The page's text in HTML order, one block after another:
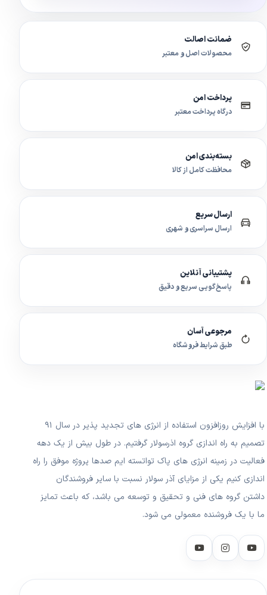
ضمانت اصالت
محصولات اصل و معتبر
پرداخت امن
درگاه پرداخت معتبر
بسته‌بندی امن
محافظت کامل از کالا
ارسال سریع
ارسال سراسری و شهری
پشتیبانی آنلاین
پاسخ‌گویی سریع و دقیق
مرجوعی آسان
طبق شرایط فروشگاه
با افزایش روزافزون استفاده از انرژی های تجدید پذیر در سال ۹۱
تصمیم به راه اندازی گروه اذرسولار گرفتیم. در طول بیش از یک دهه
فعالیت در زمینه انرژی های پاک تواتسته ایم صدها پروژه موفق را راه
اندازی کنیم یکی از مزایای آذر سولار نسبت با سایر فروشندگان
داشتن گروه های فنی و تحقیق و توسعه می باشد، که باعث تمایز
ما با یک فروشنده معمولی می شود.